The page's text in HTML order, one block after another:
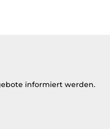
informiert werden.